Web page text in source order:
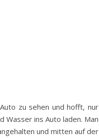
zu sehen und hofft, nur
Wasser ins Auto laden. Man
und mitten auf der